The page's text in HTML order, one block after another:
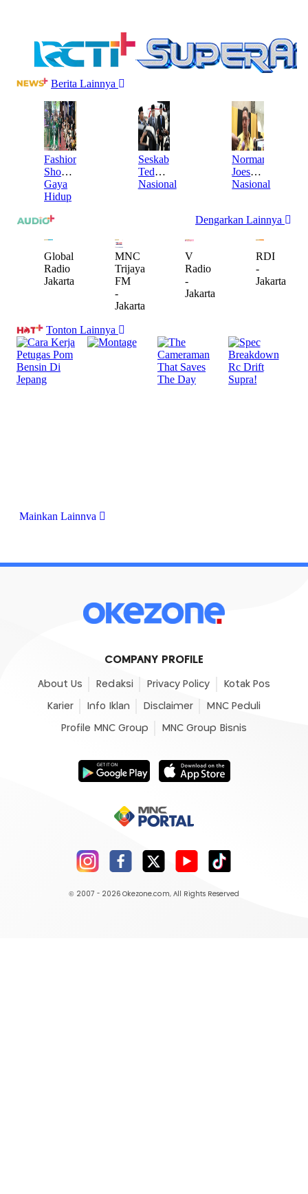
COMPANY PROFILE
About Us Redaksi Privacy Policy Kotak Pos
Karier Info Iklan Disclaimer MNC Peduli
Profile MNC Group MNC Group Bisnis
© 2007 - 2026 Okezone.com, All Rights Reserved